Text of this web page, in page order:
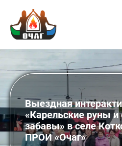
Выездная
«Карельские руны
забавы» в селе
ПРОИ «Очаг»